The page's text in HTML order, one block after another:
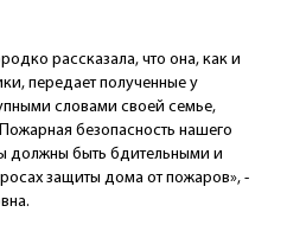
рассказала, что она, как и
передает полученные у
словами своей семье,
безопасность нашего
должны быть бдительными и
защиты дома от пожаров», -